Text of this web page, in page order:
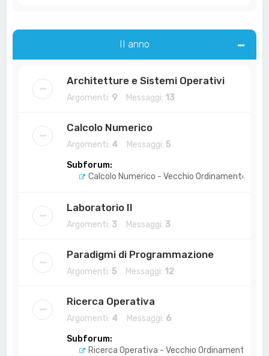
II anno
Architetture e Sistemi Operativi
Argomenti: 9 Messaggi: 13
Calcolo Numerico
Argomenti: 4 Messaggi: 5
Subforum:
Calcolo Numerico - Vecchio Ordinamento
Laboratorio II
Argomenti: 3 Messaggi: 3
Paradigmi di Programmazione
Argomenti: 5 Messaggi: 12
Ricerca Operativa
Argomenti: 4 Messaggi: 6
Subforum:
Ricerca Operativa - Vecchio Ordinamento